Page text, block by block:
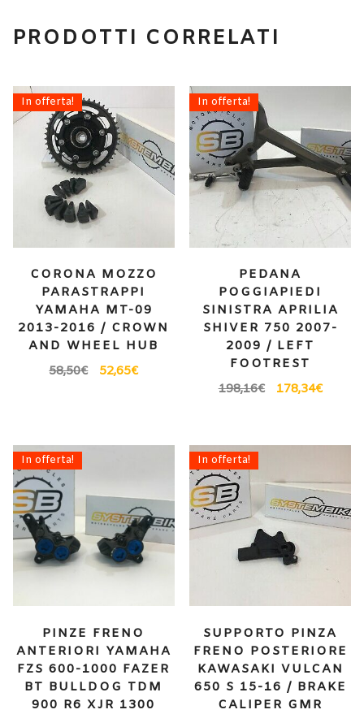
PRODOTTI CORRELATI
In offerta!
CORONA MOZZO
PARASTRAPPI
YAMAHA MT-09
2013-2016 / CROWN
AND WHEEL HUB
58,50€ 52,65€
In offerta!
PEDANA
POGGIAPIEDI
SINISTRA APRILIA
SHIVER 750 2007-
2009 / LEFT
FOOTREST
198,16€ 178,34€
In offerta!
PINZE FRENO
ANTERIORI YAMAHA
FZS 600-1000 FAZER
BT BULLDOG TDM
900 R6 XJR 1300
In offerta!
SUPPORTO PINZA
FRENO POSTERIORE
KAWASAKI VULCAN
650 S 15-16 / BRAKE
CALIPER GMR